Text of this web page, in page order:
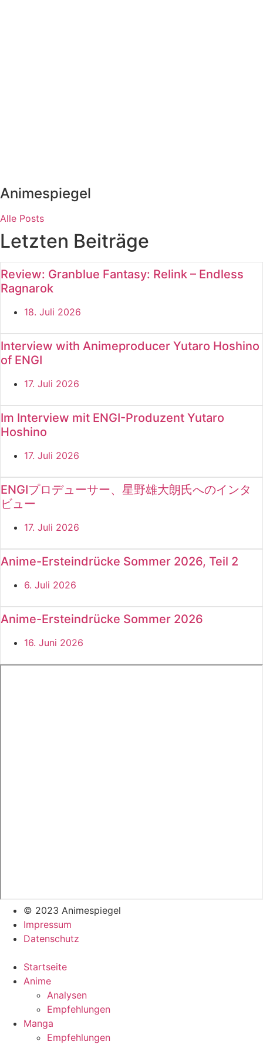
Animespiegel
Alle Posts
Letzten Beiträge
Review: Granblue Fantasy: Relink – Endless
Ragnarok
18. Juli 2026
Interview with Animeproducer Yutaro Hoshino
of ENGI
17. Juli 2026
Im Interview mit ENGI-Produzent Yutaro
Hoshino
17. Juli 2026
ENGIプロデューサー、星野雄大朗氏へのインタ
ビュー
17. Juli 2026
Anime-Ersteindrücke Sommer 2026, Teil 2
6. Juli 2026
Anime-Ersteindrücke Sommer 2026
16. Juni 2026
© 2023 Animespiegel
Impressum
Datenschutz
Startseite
Anime
Analysen
Empfehlungen
Manga
Empfehlungen